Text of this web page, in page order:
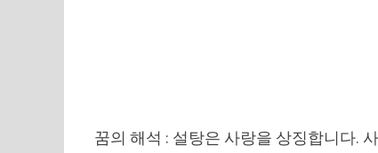
꿈의 해석 : 설탕은 사랑을 상징합니다.